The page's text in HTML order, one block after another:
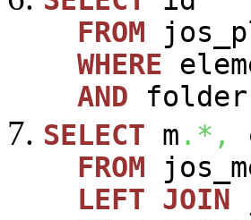
FROM
WHERE
AND folder
SELECT m .*,
FROM
LEFT JOIN